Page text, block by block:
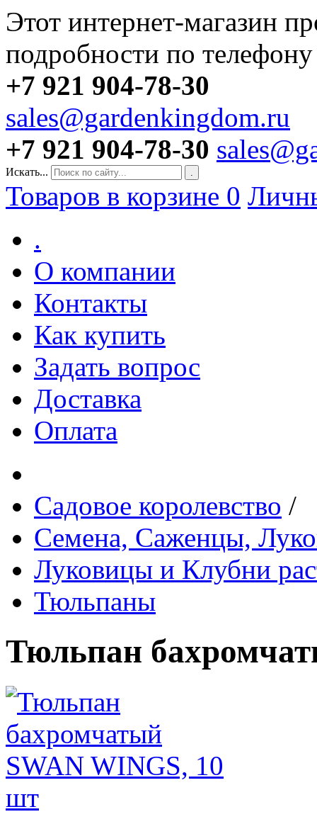
Этот интернет-магазин
подробности по телефону
+7 921 904-78-30
sales@gardenkingdom.ru
+7 921 904-78-30
Искать... .
Товаров в корзине 0
.
О компании
Контакты
Как купить
Задать вопрос
Доставка
Оплата
Садовое королевство /
Семена, Саженцы,
Луковицы и Клубни
Тюльпаны
Тюльпан